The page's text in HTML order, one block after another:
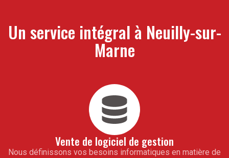
Un service intégral à Neuilly-sur-
Marne
Vente de logiciel de gestion
Nous définissons vos besoins informatiques en matière de